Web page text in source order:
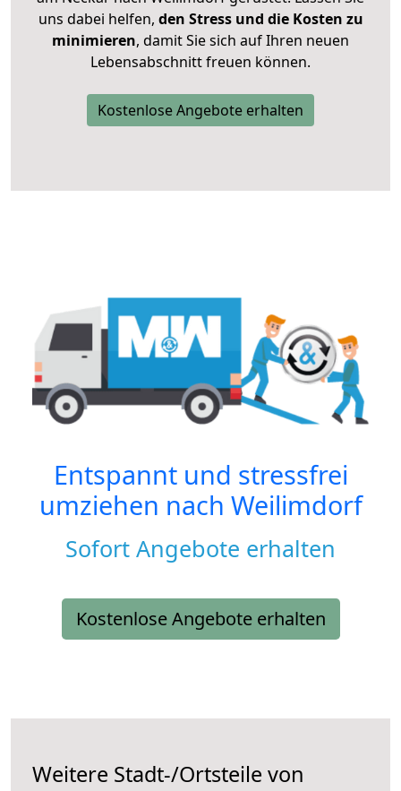
uns dabei helfen, den Stress und die Kosten zu
minimieren, damit Sie sich auf Ihren neuen
Lebensabschnitt freuen können.
Kostenlose Angebote erhalten
Entspannt und stressfrei
umziehen nach Weilimdorf
Sofort Angebote erhalten
Kostenlose Angebote erhalten
Weitere Stadt-/Ortsteile von